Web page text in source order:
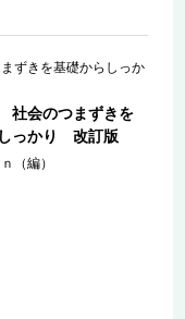
ずきを基礎からしっか
社会のつまずきを
っかり 改訂版
（編）